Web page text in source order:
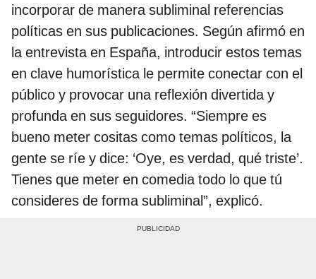
incorporar de manera subliminal referencias
políticas en sus publicaciones. Según afirmó en
la entrevista en España, introducir estos temas
en clave humorística le permite conectar con el
público y provocar una reflexión divertida y
profunda en sus seguidores. “Siempre es
bueno meter cositas como temas políticos, la
gente se ríe y dice: ‘Oye, es verdad, qué triste’.
Tienes que meter en comedia todo lo que tú
consideres de forma subliminal”, explicó.